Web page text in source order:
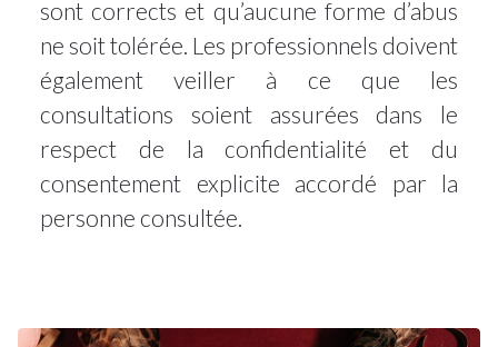
sont corrects et qu’aucune forme d’abus
ne soit tolérée. Les professionnels doivent
également veiller à ce que les
consultations soient assurées dans le
respect de la confidentialité et du
consentement explicite accordé par la
personne consultée.